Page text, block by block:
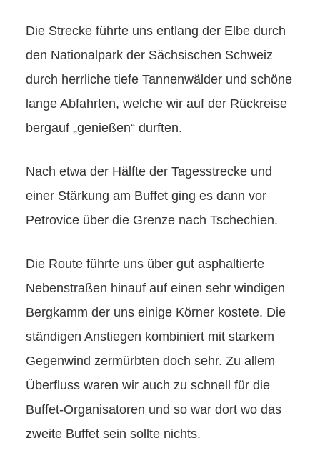
Die Strecke führte uns entlang der Elbe durch
den Nationalpark der Sächsischen Schweiz
durch herrliche tiefe Tannenwälder und schöne
lange Abfahrten, welche wir auf der Rückreise
bergauf „genießen“ durften.
Nach etwa der Hälfte der Tagesstrecke und
einer Stärkung am Buffet ging es dann vor
Petrovice über die Grenze nach Tschechien.
Die Route führte uns über gut asphaltierte
Nebenstraßen hinauf auf einen sehr windigen
Bergkamm der uns einige Körner kostete. Die
ständigen Anstiegen kombiniert mit starkem
Gegenwind zermürbten doch sehr. Zu allem
Überfluss waren wir auch zu schnell für die
Buffet-Organisatoren und so war dort wo das
zweite Buffet sein sollte nichts.